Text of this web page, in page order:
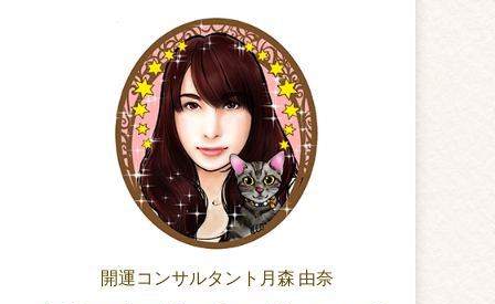
開運コンサルタント月森 由奈